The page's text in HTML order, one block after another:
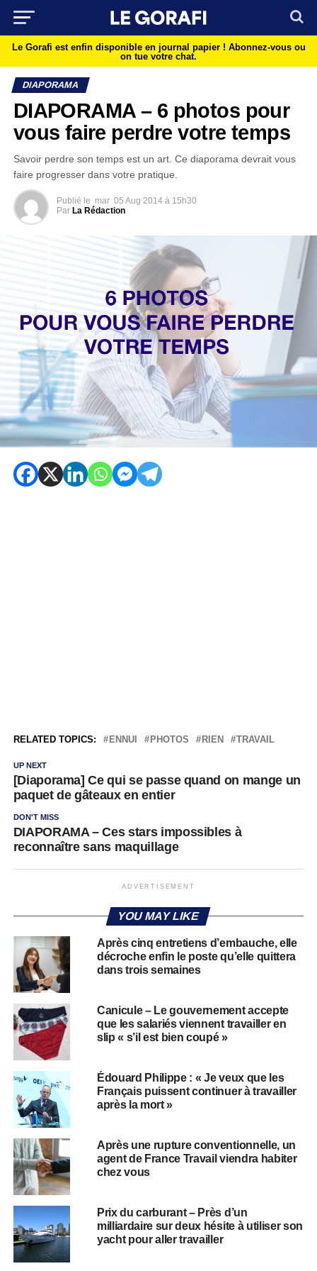
Le Gorafi est enfin disponible en journal papier ! Abonnez-vous ou
on tue votre chat.
DIAPORAMA
DIAPORAMA – 6 photos pour
vous faire perdre votre temps
Savoir perdre son temps est un art. Ce diaporama devrait vous
faire progresser dans votre pratique.
Publié le mar 05 Aug 2014 à 15h30
Par La Rédaction
RELATED TOPICS: ENNUI PHOTOS RIEN TRAVAIL
UP NEXT
[Diaporama] Ce qui se passe quand on mange un
paquet de gâteaux en entier
DON'T MISS
DIAPORAMA – Ces stars impossibles à
reconnaître sans maquillage
ADVERTISEMENT
YOU MAY LIKE
Après cinq entretiens d’embauche, elle
décroche enfin le poste qu’elle quittera
dans trois semaines
Canicule – Le gouvernement accepte
que les salariés viennent travailler en
slip « s’il est bien coupé »
Édouard Philippe : « Je veux que les
Français puissent continuer à travailler
après la mort »
Après une rupture conventionnelle, un
agent de France Travail viendra habiter
chez vous
Prix du carburant – Près d’un
milliardaire sur deux hésite à utiliser son
yacht pour aller travailler